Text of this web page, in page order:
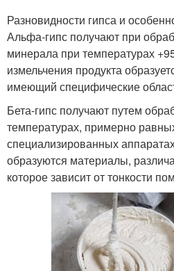
Разновидности гипса и
Альфа-гипс получают при
минерала при температурах
измельчения продукта
имеющий специфические
Бета-гипс получают путем
температурах, примерно
специализированных
образуются материалы,
которое зависит от тонкости